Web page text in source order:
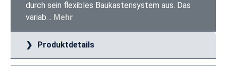
durch sein flexibles Baukastensystem aus. Das
variab… Mehr
Produktdetails